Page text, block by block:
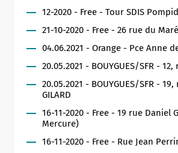
12-2020 - Free - Tour SDIS
21-10-2020 - Free - 26 rue du
04.06.2021 - Orange - Pce Anne
20.05.2021 - BOUYGUES/SFR -
20.05.2021 - BOUYGUES/SFR -
GILARD
16-11-2020 - Free - 19 rue Daniel
Mercure)
16-11-2020 - Free - Rue Jean
ShareThis is disabled.